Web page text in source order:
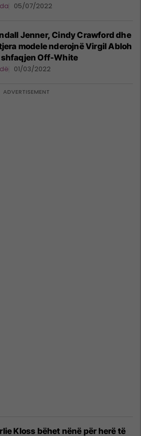
05/07/2022
Jenner, Cindy Crawford dhe
modele nderojnë Virgil Abloh
shfaqjen Off-White
01/03/2022
Kloss bëhet nënë për herë të